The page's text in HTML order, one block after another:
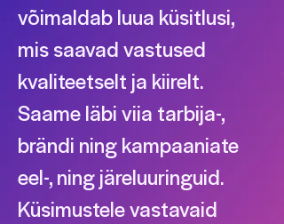
võimaldab luua küsitlusi,
mis saavad vastused
kvaliteetselt ja kiirelt.
Saame läbi viia tarbija-,
brändi ning kampaaniate
eel-, ning järeluuringuid.
Küsimustele vastavaid